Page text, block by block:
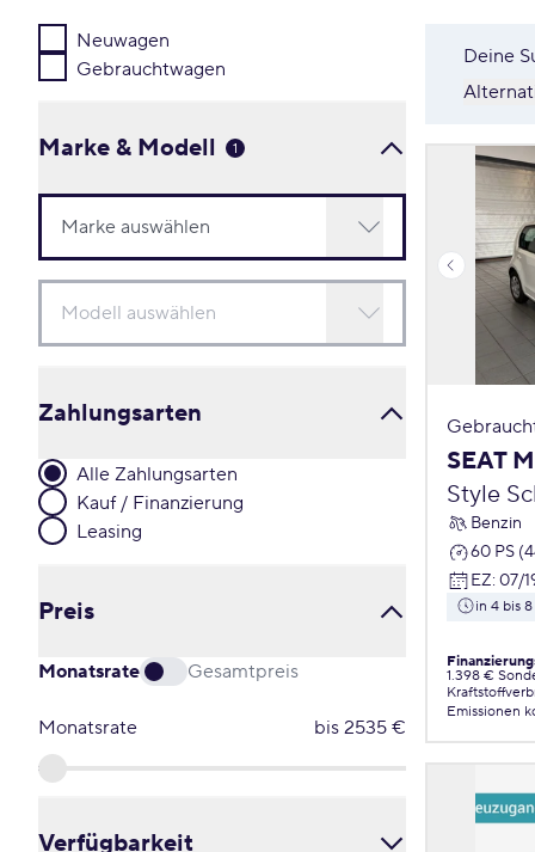
Neuwagen
Gebrauchtwagen
Marke & Modell 1
Zahlungsarten
Alle Zahlungsarten
Kauf / Finanzierung
Leasing
Preis
Monatsrate Gesamtpreis
Monatsrate bis 2535 €
Verfügbarkeit
Deine
SEAT
Style
Benzin
60 PS
EZ: 07/
in 4 bis
1.398 €
Emissionen